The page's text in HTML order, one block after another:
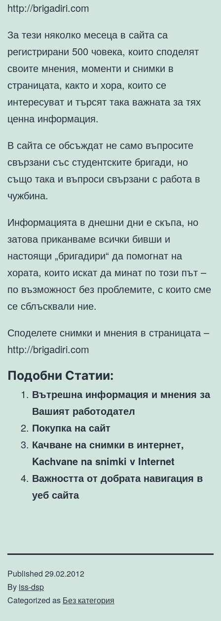
http://brigadiri.com
За тези няколко месеца в сайта са
регистрирани 500 човека, които споделят
своите мнения, моменти и снимки в
страницата, както и хора, които се
интересуват и търсят така важната за тях
ценна информация.
В сайта се обсъждат не само въпросите
свързани със студентските бригади, но
също така и въпроси свързани с работа в
чужбина.
Информацията в днешни дни е скъпа, но
затова приканваме всички бивши и
настоящи „бригадири“ да помогнат на
хората, които искат да минат по този път –
по възможност без проблемите, с които сме
се сблъсквали ние.
Споделете снимки и мнения в страницата –
http://brigadiri.com
Подобни Статии:
Вътрешна информация и мнения за
Вашият работодател
Покупка на сайт
Качване на снимки в интернет,
Kachvane na snimki v Internet
Важността от добрата навигация в
уеб сайта
Published 29.02.2012
By iss-dsp
Categorized as Без категория